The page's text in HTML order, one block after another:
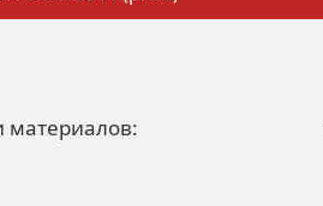
материалов: